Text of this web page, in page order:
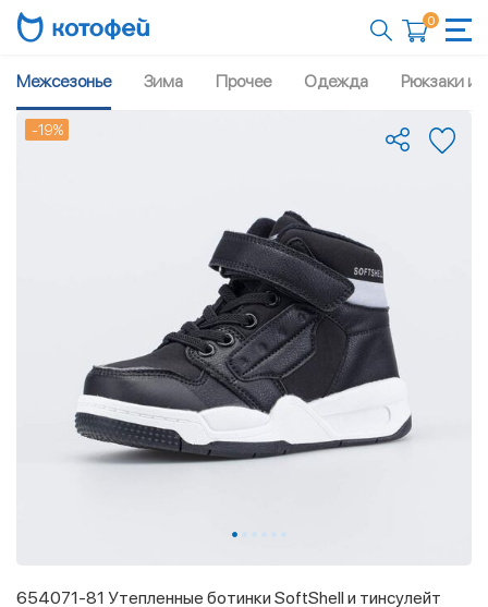
0
Межсезонье Зима Прочее Одежда Рюкзаки и
-19%
654071-81 Утепленные ботинки SoftShell и тинсулейт